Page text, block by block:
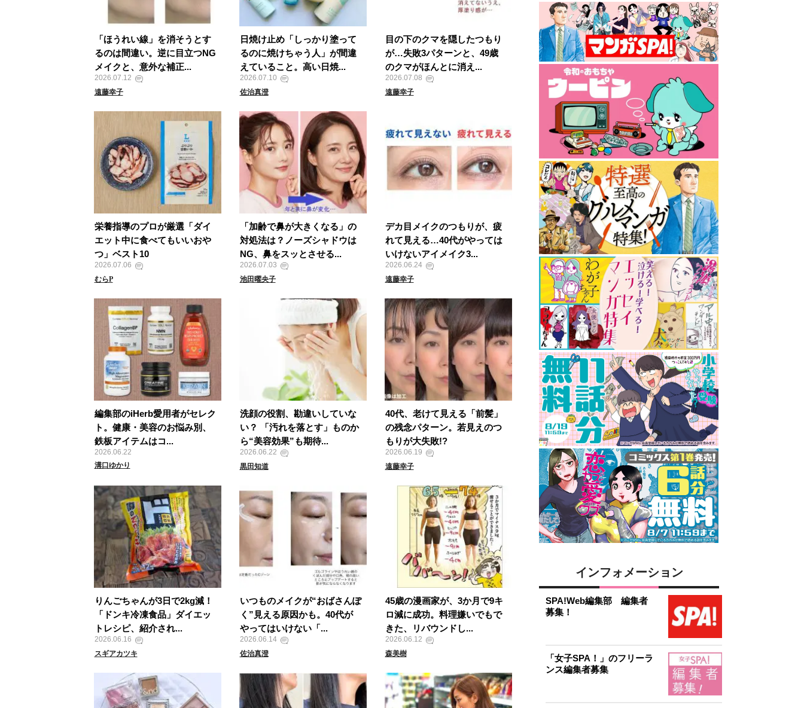
「ほうれい線」を消そうとす
るのは間違い。逆に目立つNG
メイクと、意外な補正...
2026.07.12
遠藤幸子
日焼け止め「しっかり塗って
るのに焼けちゃう人」が間違
えていること。高い日焼...
2026.07.10
佐治真澄
目の下のクマを隠したつもり
が…失敗3パターンと、49歳
のクマがほんとに消え...
2026.07.08
遠藤幸子
栄養指導のプロが厳選「ダイ
エット中に食べてもいいおや
つ」ベスト10
2026.07.06
むらP
「加齢で鼻が大きくなる」の
対処法は？ノーズシャドウは
NG、鼻をスッとさせる...
2026.07.03
池田曜央子
デカ目メイクのつもりが、疲
れて見える…40代がやっては
いけないアイメイク3...
2026.06.24
遠藤幸子
編集部のiHerb愛用者がセレク
ト。健康・美容のお悩み別、
鉄板アイテムはコ...
2026.06.22
溝口ゆかり
洗顔の役割、勘違いしていな
い？ 「汚れを落とす」ものか
ら“美容効果”も期待...
2026.06.22
黒田知道
40代、老けて見える「前髪」
の残念パターン。若見えのつ
もりが大失敗!?
2026.06.19
遠藤幸子
りんごちゃんが3日で2kg減！
「ドンキ冷凍食品」ダイエッ
トレシピ、紹介され...
2026.06.16
スギアカツキ
いつものメイクが“おばさんぽ
く”見える原因かも。40代が
やってはいけない「...
2026.06.14
佐治真澄
45歳の漫画家が、3か月で9キ
ロ減に成功。料理嫌いでもで
きた、リバウンドし...
2026.06.12
森美樹
インフォメーション
SPA!Web編集部 編集者
募集！
「女子SPA！」のフリーラ
ンス編集者募集